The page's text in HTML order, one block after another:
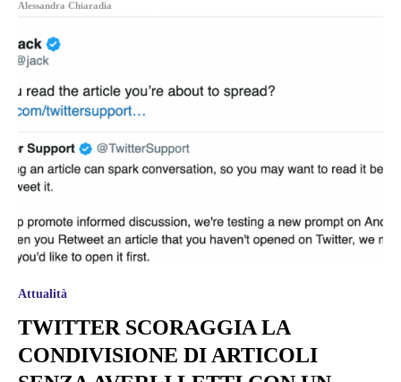
Alessandra Chiaradia
Attualità
TWITTER SCORAGGIA LA
CONDIVISIONE DI ARTICOLI